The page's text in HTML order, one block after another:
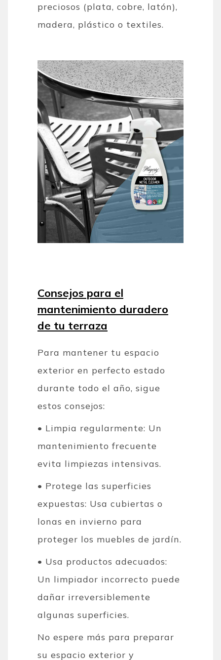
preciosos (plata, cobre, latón),
madera, plástico o textiles.
Consejos para el
mantenimiento duradero
de tu terraza
Para mantener tu espacio
exterior en perfecto estado
durante todo el año, sigue
estos consejos:
• Limpia regularmente: Un
mantenimiento frecuente
evita limpiezas intensivas.
• Protege las superficies
expuestas: Usa cubiertas o
lonas en invierno para
proteger los muebles de jardín.
• Usa productos adecuados:
Un limpiador incorrecto puede
dañar irreversiblemente
algunas superficies.
No espere más para preparar
su espacio exterior y